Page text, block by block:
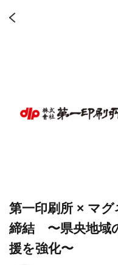
第一印刷所 × マ
締結 〜県央地域
援を強化〜